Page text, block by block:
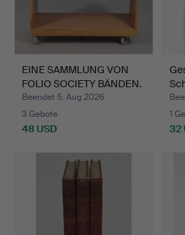
EINE SAMMLUNG VON
FOLIO SOCIETY BÄNDEN.
Beendet 5. Aug 2026
3 Gebote
48 USD
1
32